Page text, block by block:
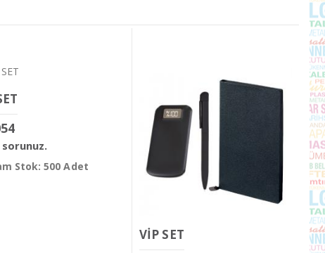
Stok: 500 Adet
VİP SET